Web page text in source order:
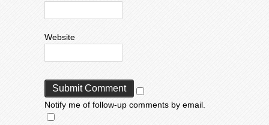
Website
Notify me of follow-up comments by email.